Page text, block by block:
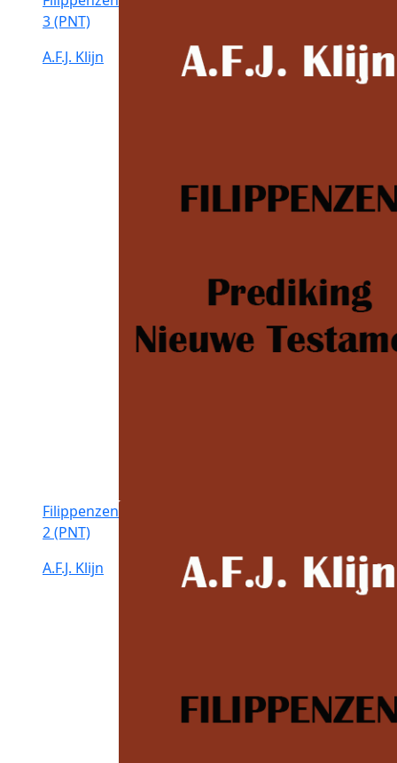
3 (PNT)
A.F.J. Klijn
Filippenzen
2 (PNT)
A.F.J. Klijn